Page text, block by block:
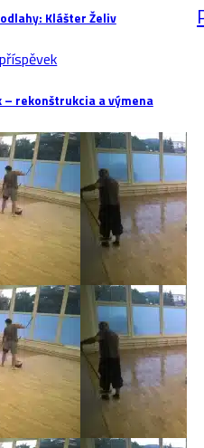
Klášter Želiv
– rekonštrukcia a výmena